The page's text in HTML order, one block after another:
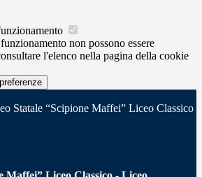
non possono essere
l'elenco nella pagina della cookie
Statale “Scipione Maffei” Liceo Classico